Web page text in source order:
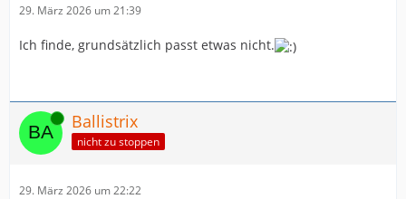
29. März 2026 um 21:39
Ich finde, grundsätzlich passt etwas nicht.
Online Ballistrix
nicht zu stoppen
29. März 2026 um 22:22